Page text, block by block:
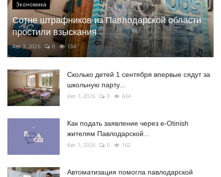
Экономика
Сотне штрафников из Павлодарской области
простили взыскания
Авг 3, 2026 0 134
Сколько детей 1 сентября впервые сядут за
школьную парту...
Авг 1, 2026 0 634
Как подать заявление через e-Otinish
жителям Павлодарской...
Авг 1, 2026 0 162
Автоматизация помогла павлодарской